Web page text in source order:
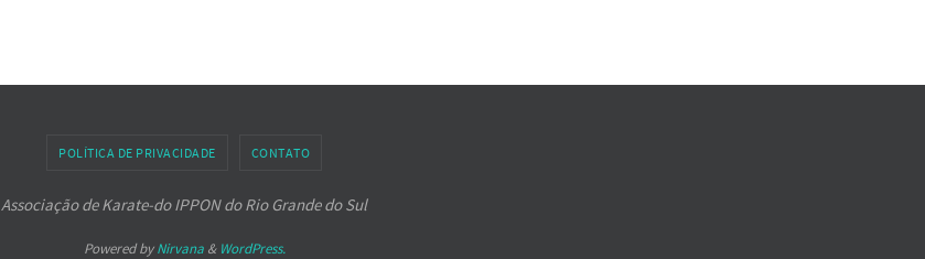
POLÍTICA DE PRIVACIDADE CONTATO
Associação de Karate-do IPPON do Rio Grande do Sul
Powered byNirvana& WordPress.